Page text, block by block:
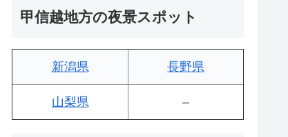
甲信越地方の夜景スポット
新潟県 長野県
山梨県 –